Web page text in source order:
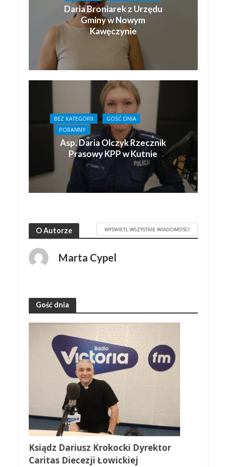
Daria Broniarek z Urzędu
Gminy w Nowym
Kawęczynie
BEZ KATEGORII
GOŚĆ DNIA
PORANNY
Asp. Daria Olczyk Rzecznik
Prasowy KPP w Kutnie
O Autorze WYŚWIETL WSZYSTKIE WIADOMOŚCI
Marta Cypel
Gość dnia
Ksiądz Dariusz Krokocki Dyrektor
Caritas Diecezji Łowickiej